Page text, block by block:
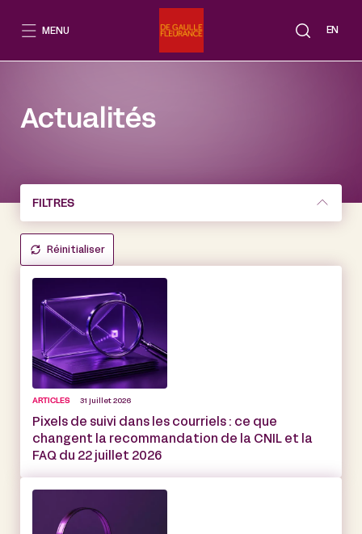
EN
MENU
Actualités
FILTRES
Réinitialiser
ARTICLES 31 juillet 2026
Pixels de suivi dans les courriels : ce que
changent la recommandation de la CNIL et la
FAQ du 22 juillet 2026